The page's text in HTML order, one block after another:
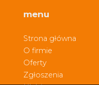
menu
Strona główna
O firmie
Oferty
Zgłoszenia